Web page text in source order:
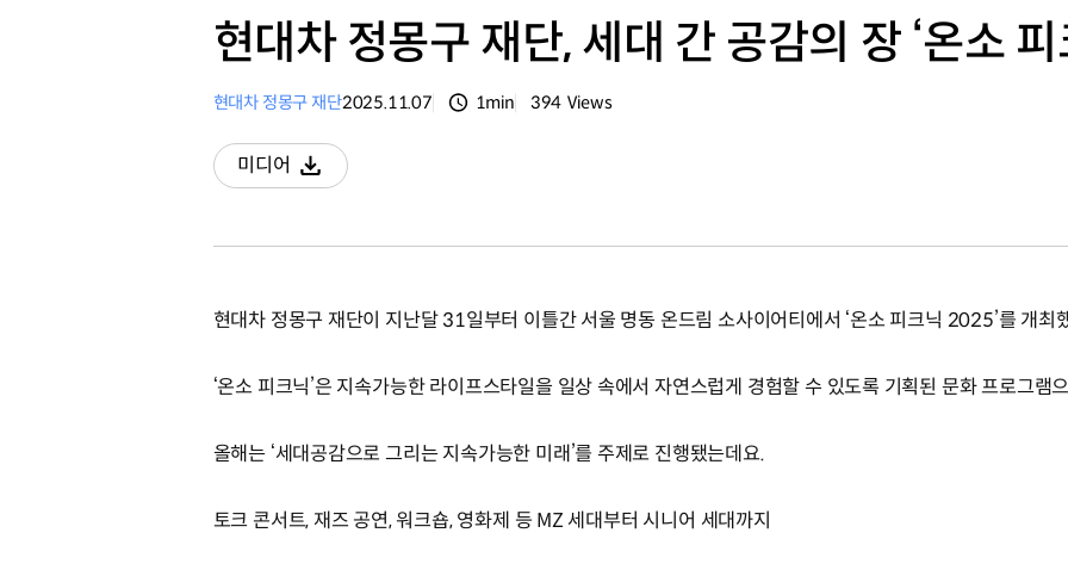
현대차 정몽구 재단, 세대 간 공감의 장 ‘온소
현대차 정몽구 재단2025.11.07 1min 394 Views
미디어
다운로드
현대차 정몽구 재단이 지난달 31일부터 이틀간 서울 명동 온드림 소사이어티에서 ‘온소 피크닉 2025’를 개최
‘온소 피크닉’은 지속가능한 라이프스타일을 일상 속에서 자연스럽게 경험할 수 있도록 기획된 문화 프로그램
올해는 ‘세대공감으로 그리는 지속가능한 미래’를 주제로 진행됐는데요.
토크 콘서트, 재즈 공연, 워크숍, 영화제 등 MZ 세대부터 시니어 세대까지